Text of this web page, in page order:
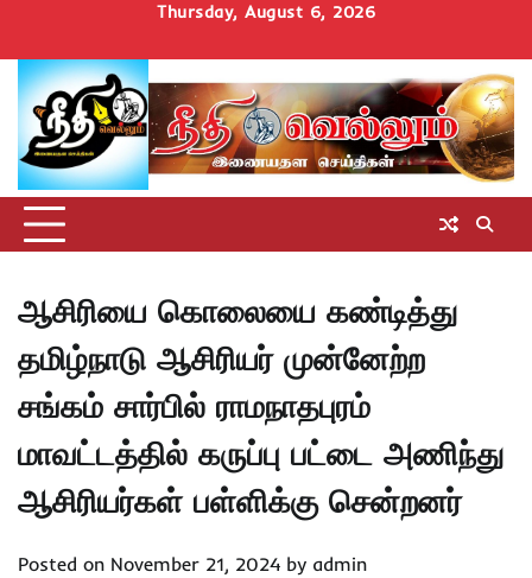
content
Thursday, August 6, 2026
Homeசெய்திகள்
தமிழ்நாடுமாவட்டச்செய்திகள்
அரசியல்ஆன்மிகம்
சட்டம்
அறிவோம்
சினிமாUncategorized
ஆசிரியை கொலையை கண்டித்து
தமிழ்நாடு ஆசிரியர் முன்னேற்ற
சங்கம் சார்பில் ராமநாதபுரம்
மாவட்டத்தில் கருப்பு பட்டை அணிந்து
ஆசிரியர்கள் பள்ளிக்கு சென்றனர்
Posted on November 21, 2024 by admin